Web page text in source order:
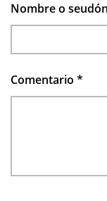
Nombre o
Comentario *